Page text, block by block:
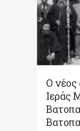
Ο νέος
Ιεράς